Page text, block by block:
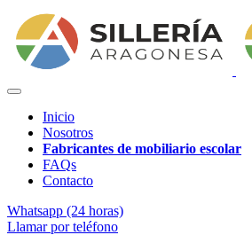
Inicio
Nosotros
Fabricantes de mobiliario escolar
FAQs
Contacto
Whatsapp (24 horas)
Llamar por teléfono